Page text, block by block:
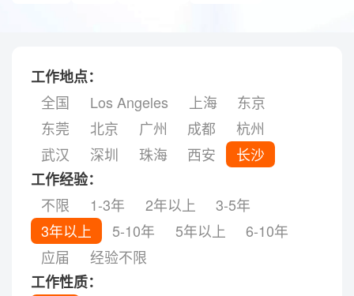
工作地点：
全国
Los Angeles 上海
东京
东莞
北京 广州 成都
杭州
武汉
深圳 珠海 西安
长沙
工作经验：
不限
1-3年 2年以上
3-5年
3年以上
5-10年 5年以上
6-10年
应届
经验不限
工作性质：